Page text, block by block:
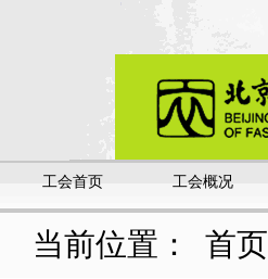
工会首页 工会概况
当前位置： 首页